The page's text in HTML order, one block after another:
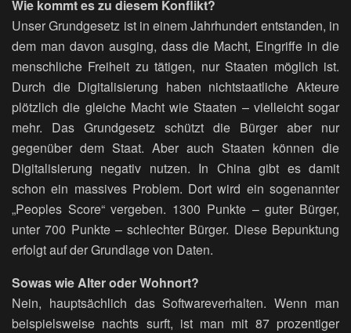
Wie kommt es zu diesem Konflikt?
Unser Grundgesetz ist in einem Jahrhundert entstanden, in
dem man davon ausging, dass die Macht, Eingriffe in die
menschliche Freiheit zu tätigen, nur Staaten möglich ist.
Durch die Digitalisierung haben nichtstaatliche Akteure
plötzlich die gleiche Macht wie Staaten – vielleicht sogar
mehr. Das Grundgesetz schützt die Bürger aber nur
gegenüber dem Staat. Aber auch Staaten können die
Digitalisierung negativ nutzen. In China gibt es damit
schon ein massives Problem. Dort wird ein sogenannter
„Peoples Score“ vergeben. 1300 Punkte – guter Bürger,
unter 700 Punkte – schlechter Bürger. Diese Bepunktung
erfolgt auf der Grundlage von Daten.
Sowas wie Alter oder Wohnort?
Nein, hauptsächlich das Softwareverhalten. Wenn man
beispielsweise nachts surft, ist man mit 87 prozentiger